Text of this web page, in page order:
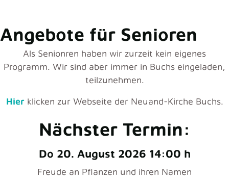
Angebote für Senioren
Als Senionren haben wir zurzeit kein eigenes
Programm. Wir sind aber immer in Buchs eingeladen,
teilzunehmen.
Hier klicken zur Webseite der Neuand-Kirche Buchs.
Nächster Termin:
Do 20. August 2026 14:00 h
Freude an Pflanzen und ihren Namen